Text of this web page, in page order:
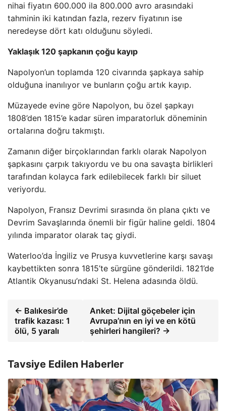
nihai fiyatın 600.000 ila 800.000 avro arasındaki
tahminin iki katından fazla, rezerv fiyatının ise
neredeyse dört katı olduğunu söyledi.
Yaklaşık 120 şapkanın çoğu kayıp
Napolyon’un toplamda 120 civarında şapkaya sahip
olduğuna inanılıyor ve bunların çoğu artık kayıp.
Müzayede evine göre Napolyon, bu özel şapkayı
1808’den 1815’e kadar süren imparatorluk döneminin
ortalarına doğru takmıştı.
Zamanın diğer birçoklarından farklı olarak Napolyon
şapkasını çarpık takıyordu ve bu ona savaşta birlikleri
tarafından kolayca fark edilebilecek farklı bir siluet
veriyordu.
Napolyon, Fransız Devrimi sırasında ön plana çıktı ve
Devrim Savaşlarında önemli bir figür haline geldi. 1804
yılında imparator olarak taç giydi.
Waterloo’da İngiliz ve Prusya kuvvetlerine karşı savaşı
kaybettikten sonra 1815’te sürgüne gönderildi. 1821’de
Atlantik Okyanusu’ndaki St. Helena adasında öldü.
← Balıkesir’de
trafik kazası: 1
ölü, 5 yaralı
Anket: Dijital göçebeler için
Avrupa’nın en iyi ve en kötü
şehirleri hangileri? →
Tavsiye Edilen Haberler